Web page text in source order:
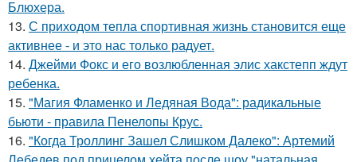
Блюхера.
13. С приходом тепла спортивная жизнь становится еще
активнее - и это нас только радует.
14. Джейми Фокс и его возлюбленная элис хакстепп ждут
ребенка.
15. "Магия Фламенко и Ледяная Вода": радикальные
бьюти - правила Пенелопы Крус.
16. "Когда Троллинг Зашел Слишком Далеко": Артемий